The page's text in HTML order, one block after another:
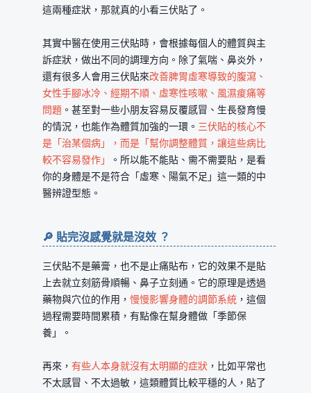
這兩種症狀，那就真的小看三伏貼了。
其實中醫在使用三伏貼時，會根據每個人的體質與主
訴症狀，做出不同的調理方向。除了氣喘、鼻炎外，
還有很多人會用三伏貼來改善脾胃虛寒導致的腹瀉、
女性手腳冰冷、經期不順、虛寒性咳嗽、風濕痠痛等
問題 。甚至對一些小朋友容易反覆感冒、生長發育慢
的情況，也能作為體質加強的一環。 三伏貼的核心不
是「治某個病」，而是「幫你調整體質，讓這些病比
較不容易發作」
。所以能不能貼、需不需要貼，是看
你的身體是不是符合「虛寒、陽氣不足」這一類的中
醫辨證型態。
🔎 貼完沒感覺就是沒效 ？
三伏貼不是藥膏，也不是止痛貼布，它的效果不是貼
上去就立刻筋骨順暢、鼻子立刻通。它的原理是透過
藥物與穴位的作用，慢慢影響身體的調節系統 ，這個
過程需要時間累積，有點像在幫身體做「季節保
養」。
再來，有些人本身就沒有太明顯的症狀 ，比如平常也
不太感冒、不太過敏，這類體質比較平穩的人，貼了